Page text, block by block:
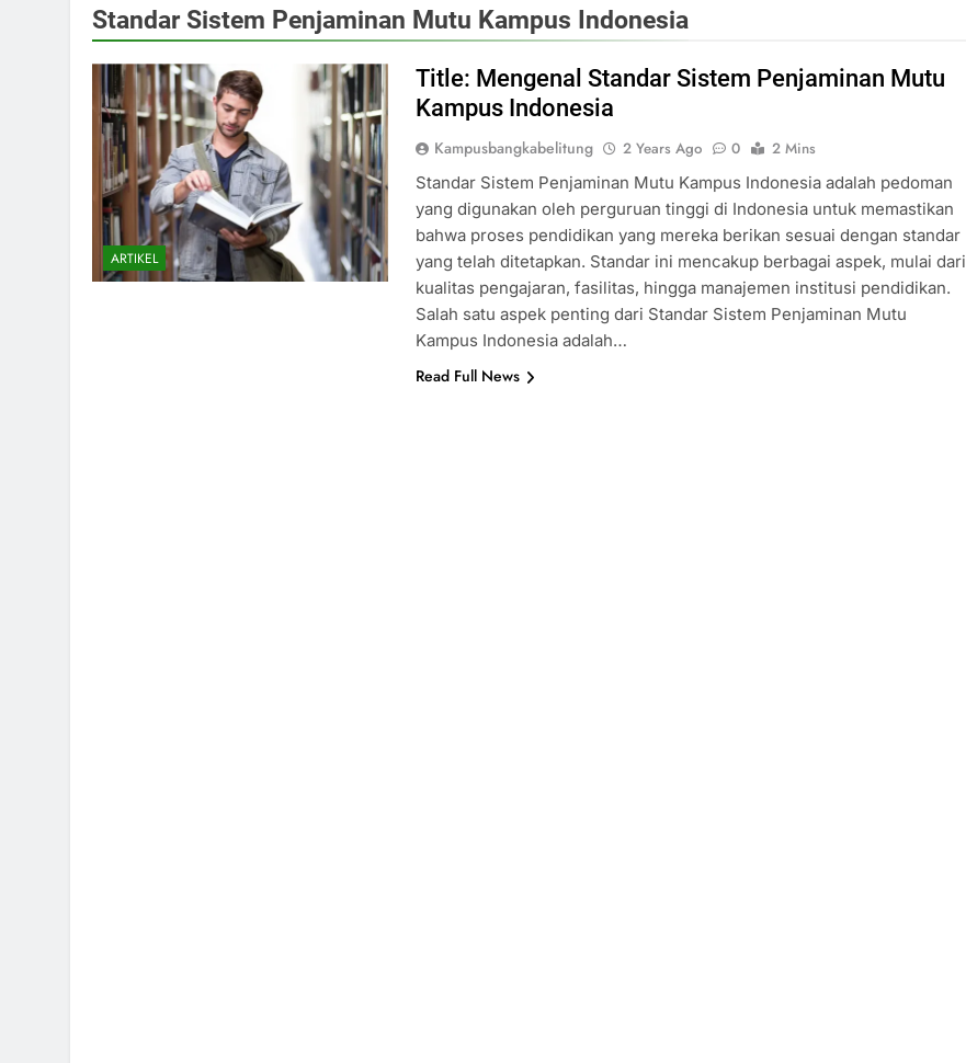
Standar Sistem Penjaminan Mutu Kampus Indonesia
ARTIKEL
Title: Mengenal Standar Sistem Penjaminan Mutu
Kampus Indonesia
Kampusbangkabelitung 2 Years Ago 0
2 Mins
Standar Sistem Penjaminan Mutu Kampus Indonesia adalah pedoman
yang digunakan oleh perguruan tinggi di Indonesia untuk memastikan
bahwa proses pendidikan yang mereka berikan sesuai dengan standar
yang telah ditetapkan. Standar ini mencakup berbagai aspek, mulai dari
kualitas pengajaran, fasilitas, hingga manajemen institusi pendidikan.
Salah satu aspek penting dari Standar Sistem Penjaminan Mutu
Kampus Indonesia adalah…
Read Full News